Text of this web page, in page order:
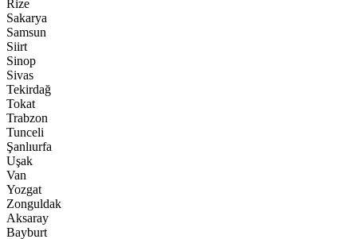
Rize
Sakarya
Samsun
Siirt
Sinop
Sivas
Tekirdağ
Tokat
Trabzon
Tunceli
Şanlıurfa
Uşak
Van
Yozgat
Zonguldak
Aksaray
Bayburt